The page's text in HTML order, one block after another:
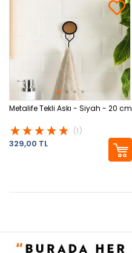
Metalife Tekli Askı - Siyah - 20 cm
(1)
329,00 TL